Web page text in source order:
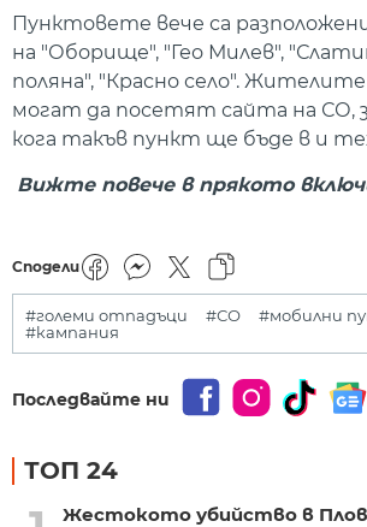
Пунктовете вече са
на "Оборище", "Гео Милев",
поляна", "Красно село".
могат да посетят сайта на СО,
кога такъв пункт ще бъде в и
Вижте повече в прякото
Сподели
#големи отпадъци #СО
#мобилни
#кампания
Последвайте ни
ТОП 24
Жестокото убийство в